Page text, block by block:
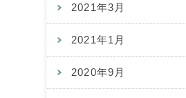
2021年3月
2021年1月
2020年9月